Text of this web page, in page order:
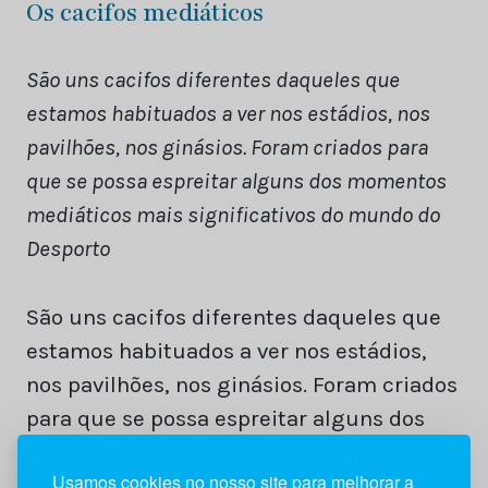
Usamos cookies no nosso site para melhorar a
Os cacifos mediáticos
São uns cacifos diferentes daqueles que
estamos habituados a ver nos estádios, nos
pavilhões, nos ginásios. Foram criados para
que se possa espreitar alguns dos momentos
mediáticos mais significativos do mundo do
Desporto
São uns cacifos diferentes daqueles que
estamos habituados a ver nos estádios,
nos pavilhões, nos ginásios. Foram criados
para que se possa espreitar alguns dos